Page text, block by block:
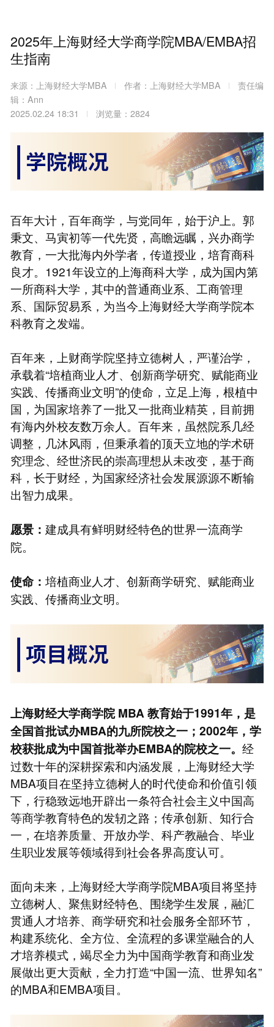
2025年上海财经大学商学院MBA/EMBA招
生指南
来源：上海财经大学MBA 作者：上海财经大学MBA
责任编
辑：Ann
2025.02.24 18:31
浏览量：2824
百年大计，百年商学，与党同年，始于沪上。郭
秉文、马寅初等一代先贤，高瞻远瞩，兴办商学
教育，一大批海内外学者，传道授业，培育商科
良才。1921年设立的上海商科大学，成为国内第
一所商科大学，其中的普通商业系、工商管理
系、国际贸易系，为当今上海财经大学商学院本
科教育之发端。
百年来，上财商学院坚持立德树人，严谨治学，
承载着“培植商业人才、创新商学研究、赋能商业
实践、传播商业文明”的使命，立足上海，根植中
国，为国家培养了一批又一批商业精英，目前拥
有海内外校友数万余人。百年来，虽然院系几经
调整，几沐风雨，但秉承着的顶天立地的学术研
究理念、经世济民的崇高理想从未改变，基于商
科，长于财经，为国家经济社会发展源源不断输
出智力成果。
愿景： 建成具有鲜明财经特色的世界一流商学
院。
使命： 培植商业人才、创新商学研究、赋能商业
实践、传播商业文明。
上海财经大学商学院 MBA教育始于1991年，是
全国首批试办MBA的九所院校之一；2002年，学
校获批成为中国首批举办EMBA的院校之一。 经
过数十年的深耕探索和内涵发展，上海财经大学
MBA项目在坚持立德树人的时代使命和价值引领
下，行稳致远地开辟出一条符合社会主义中国高
等商学教育特色的发轫之路；传承创新、知行合
一，在培养质量、开放办学、科产教融合、毕业
生职业发展等领域得到社会各界高度认可。
面向未来，上海财经大学商学院MBA项目将坚持
立德树人、聚焦财经特色、围绕学生发展，融汇
贯通人才培养、商学研究和社会服务全部环节，
构建系统化、全方位、全流程的多课堂融合的人
才培养模式，竭尽全力为中国商学教育和商业发
展做出更大贡献，全力打造“中国一流、世界知名”
的MBA和EMBA项目。